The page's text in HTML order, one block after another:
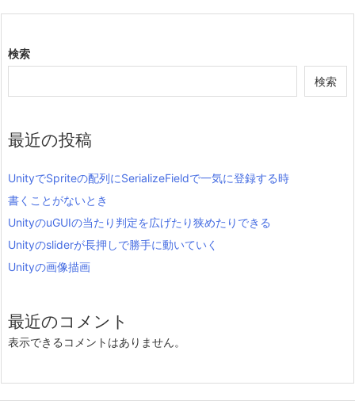
検索
検索
最近の投稿
UnityでSpriteの配列にSerializeFieldで一気に登録する時
書くことがないとき
UnityのuGUIの当たり判定を広げたり狭めたりできる
Unityのsliderが長押しで勝手に動いていく
Unityの画像描画
最近のコメント
表示できるコメントはありません。